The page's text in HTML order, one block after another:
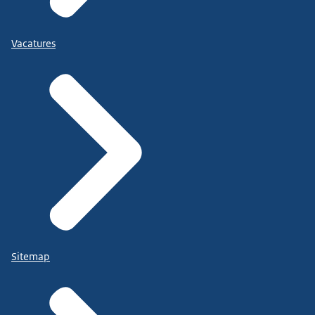
Vacatures
Sitemap